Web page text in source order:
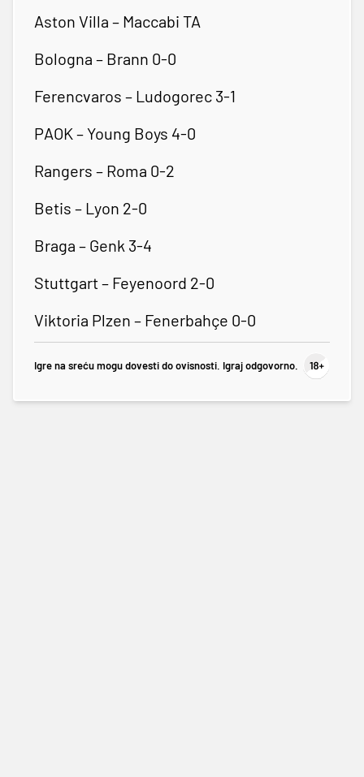
Aston Villa – Maccabi TA
Bologna – Brann 0-0
Ferencvaros – Ludogorec 3-1
PAOK – Young Boys 4-0
Rangers – Roma 0-2
Betis – Lyon 2-0
Braga – Genk 3-4
Stuttgart – Feyenoord 2-0
Viktoria Plzen – Fenerbahçe 0-0
Igre na sreću mogu dovesti do ovisnosti. Igraj odgovorno.